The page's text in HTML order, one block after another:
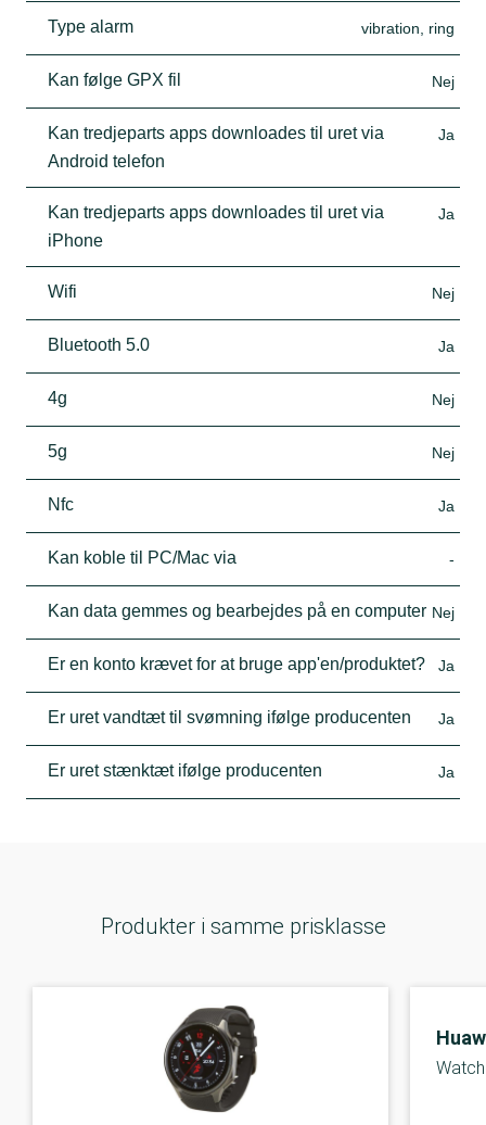
Type alarm vibration, ring
Kan følge GPX fil Nej
Kan tredjeparts apps downloades til uret via
Android telefon
Ja
Kan tredjeparts apps downloades til uret via
iPhone
Ja
Wifi Nej
Bluetooth 5.0 Ja
4g Nej
5g Nej
Nfc Ja
Kan koble til PC/Mac via -
Kan data gemmes og bearbejdes på en computer Nej
Er en konto krævet for at bruge app'en/produktet? Ja
Er uret vandtæt til svømning ifølge producenten Ja
Er uret stænktæt ifølge producenten Ja
Produkter i samme prisklasse